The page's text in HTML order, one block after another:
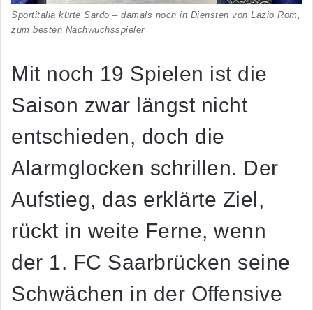
Sportitalia kürte Sardo – damals noch in Diensten von Lazio Rom,
zum besten Nachwuchsspieler
Mit noch 19 Spielen ist die
Saison zwar längst nicht
entschieden, doch die
Alarmglocken schrillen. Der
Aufstieg, das erklärte Ziel,
rückt in weite Ferne, wenn
der 1. FC Saarbrücken seine
Schwächen in der Offensive